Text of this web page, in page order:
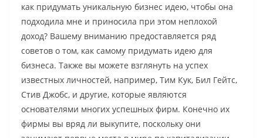
как придумать уникальную бизнес идею, чтобы она
подходила мне и приносила при этом неплохой
доход? Вашему вниманию предоставляется ряд
советов о том, как самому придумать идею для
бизнеса. Также вы можете взглянуть на успех
известных личностей, например, Тим Кук, Бил Гейтс,
Стив Джобс, и другие, которые являются
основателями многих успешных фирм. Конечно их
фирмы вы вряд ли выкупите, поскольку они